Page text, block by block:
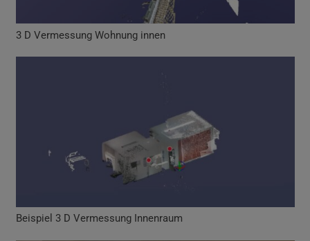
3 D Vermessung Wohnung innen
Beispiel 3 D Vermessung Innenraum